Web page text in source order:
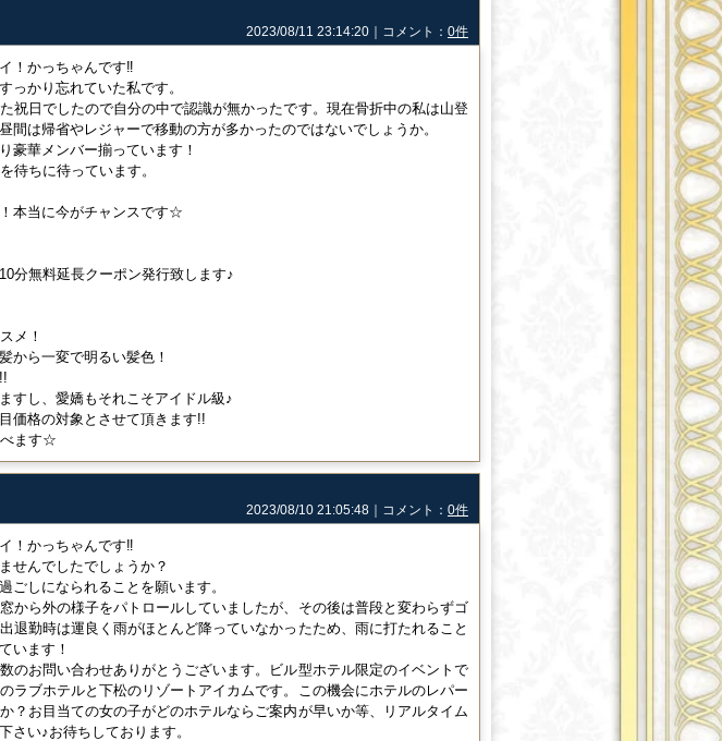
2023/08/11 23:14:20｜コメント： 0件
！かっちゃんです‼
っかり忘れていた私です。
祝日でしたので自分の中で認識が無かったです。現在骨折中の私は山登
間は帰省やレジャーで移動の方が多かったのではないでしょうか。
豪華メンバー揃っています！
待ちに待っています。
本当に今がチャンスです☆
分無料延長クーポン発行致します♪
メ！
から一変で明るい髪色！
すし、愛嬌もそれこそアイドル級♪
価格の対象とさせて頂きます!!
べます☆
2023/08/10 21:05:48｜コメント： 0件
！かっちゃんです‼
せんでしたでしょうか？
ごしになられることを願います。
から外の様子をパトロールしていましたが、その後は普段と変わらずゴ
退勤時は運良く雨がほとんど降っていなかったため、雨に打たれること
います！
のお問い合わせありがとうございます。ビル型ホテル限定のイベントで
ラブホテルと下松のリゾートアイカムです。この機会にホテルのレパー
？お目当ての女の子がどのホテルならご案内が早いか等、リアルタイム
さい♪お待ちしております。